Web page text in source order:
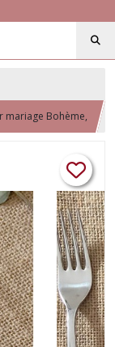
mariage Bohème,